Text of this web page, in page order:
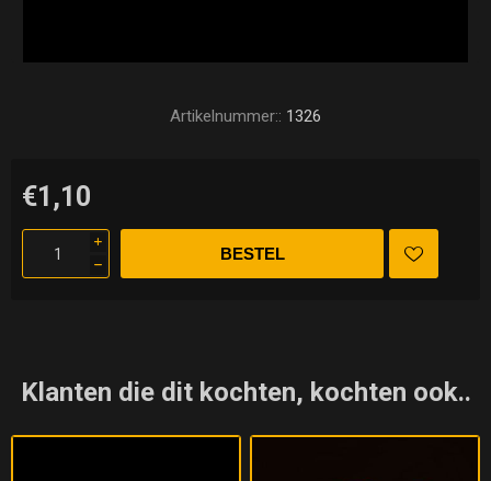
Artikelnummer:: 1326
€1,10
i
h
Klanten die dit kochten, kochten ook..